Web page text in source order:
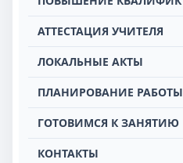
АТТЕСТАЦИЯ УЧИТЕЛЯ
ЛОКАЛЬНЫЕ АКТЫ
ПЛАНИРОВАНИЕ РАБОТЫ
ГОТОВИМСЯ К ЗАНЯТИЮ
КОНТАКТЫ